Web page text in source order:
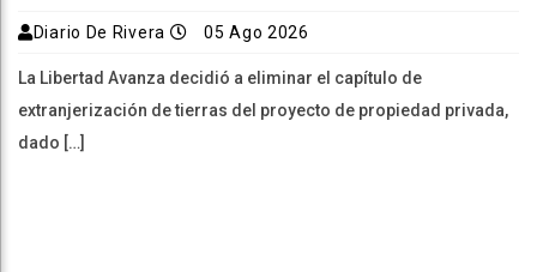
Diario De Rivera 05 Ago 2026
La Libertad Avanza decidió a eliminar el capítulo de
extranjerización de tierras del proyecto de propiedad privada,
dado […]